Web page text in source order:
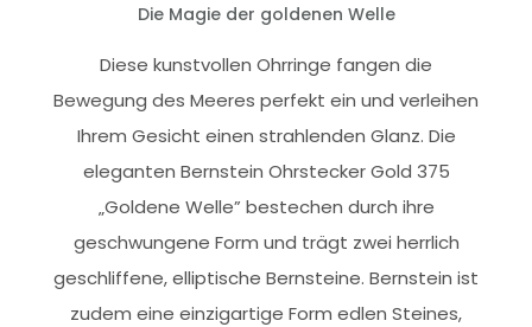
Die Magie der goldenen Welle
Diese kunstvollen Ohrringe fangen die
Bewegung des Meeres perfekt ein und verleihen
Ihrem Gesicht einen strahlenden Glanz. Die
eleganten Bernstein Ohrstecker Gold 375
„Goldene Welle” bestechen durch ihre
geschwungene Form und trägt zwei herrlich
geschliffene, elliptische Bernsteine. Bernstein ist
zudem eine einzigartige Form edlen Steines,